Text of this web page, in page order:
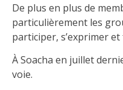
De plus en plus de
particulièrement les
participer, s’exprimer
À Soacha en juillet
voie.